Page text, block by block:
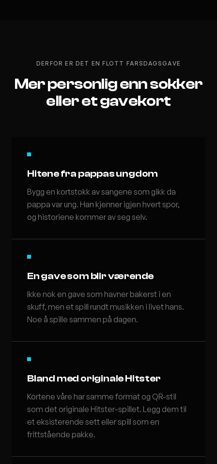
DERFOR ER DET EN FLOTT FARSDAGSGAVE
Mer personlig enn sokker
eller et gavekort
Hitene fra pappas ungdom
Bygg en kortstokk av sangene som gikk da
pappa var ung. Han kjenner igjen hvert spor,
og historiene kommer av seg selv.
En gave som blir værende
Ikke nok en gave som havner bakerst i en
skuff, men et spill rundt musikken i livet hans.
Noe å spille sammen på dagen.
Bland med originale Hitster
Kortene våre har samme format og QR-stil
som det originale Hitster-spillet. Legg dem til
et eksisterende sett eller spill som en
frittstående pakke.